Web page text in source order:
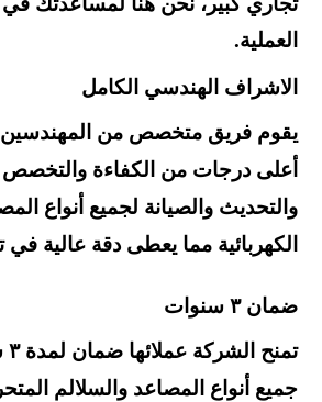
العملية.
الاشراف الهندسي الكامل
يقوم فريق متخصص من المهندسين
أعلى درجات من الكفاءة والتخصص
والتحديث والصيانة لجميع أنواع
الكهربائية مما يعطى دقة عالية في
ضمان ٣ سنوات
جميع أنواع المصاعد والسلالم